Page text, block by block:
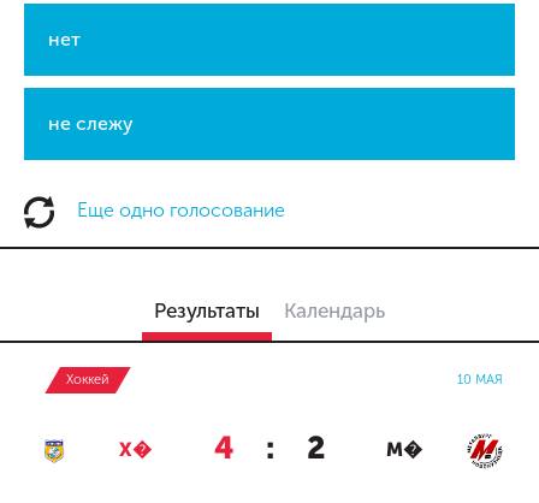
нет
не слежу
Еще одно голосование
Результаты Календарь
Хоккей 10 МАЯ
Х� 4 : 2 М�